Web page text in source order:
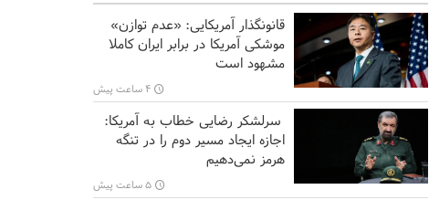
قانونگذار آمریکایی: «عدم توازن»
موشکی آمریکا در برابر ایران کاملا
مشهود است
۴ ساعت پیش
سرلشکر رضایی خطاب به آمریکا:
اجازه ایجاد مسیر دوم را در تنگه
هرمز نمی‌دهیم
۵ ساعت پیش